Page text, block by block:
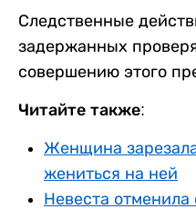
Следственные
задержанных
совершению этого
Читайте также:
Женщина
жениться на ней
Невеста отменила